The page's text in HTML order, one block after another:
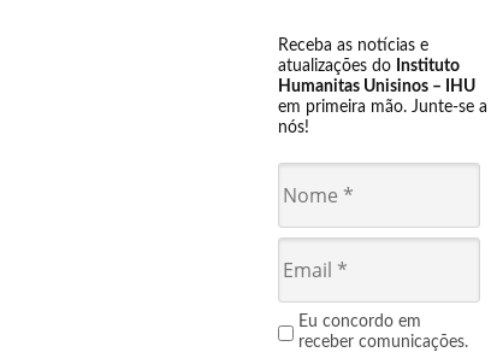
Receba as notícias e
atualizações do Instituto
Humanitas Unisinos – IHU
em primeira mão. Junte-se a
nós!
Eu concordo em
receber comunicações.